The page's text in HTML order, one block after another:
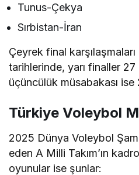
Tunus-Çekya
Sırbistan-İran
Çeyrek final
tarihlerinde, yarı finaller
üçüncülük müsabakası ise
Türkiye Voleybol
2025 Dünya Voleybol
eden A Milli Takım’ın
oyunular ise şunlar: